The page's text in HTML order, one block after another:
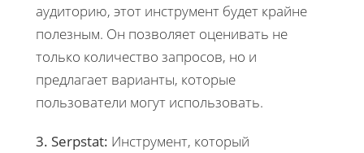
аудиторию, этот инструмент будет крайне
полезным. Он позволяет оценивать не
только количество запросов, но и
предлагает варианты, которые
пользователи могут использовать.
3. Serpstat: Инструмент, который